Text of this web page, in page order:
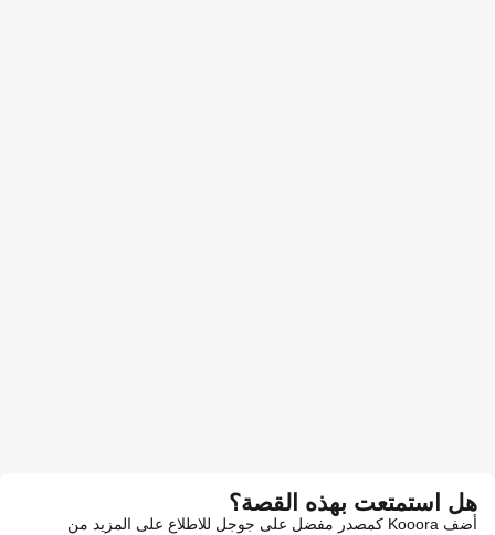
هل استمتعت بهذه القصة؟
أضف Kooora كمصدر مفضل على جوجل للاطلاع على المزيد من